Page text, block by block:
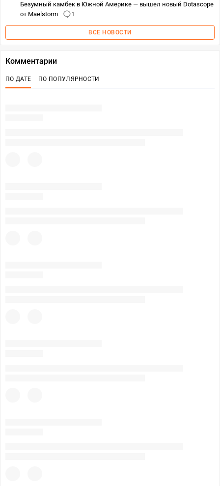
Безумный камбек в Южной Америке — вышел новый Dotascope
от Maelstorm
1
ВСЕ НОВОСТИ
Комментарии
ПО ДАТЕ ПО ПОПУЛЯРНОСТИ